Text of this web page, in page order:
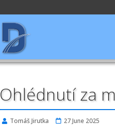
Ohlédnutí za
Tomáš Jirutka 27 June 2025